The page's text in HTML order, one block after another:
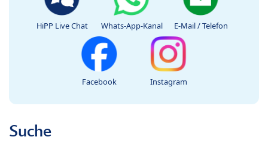
HiPP Live Chat Whats-App-Kanal E-Mail / Telefon
Facebook Instagram
Suche